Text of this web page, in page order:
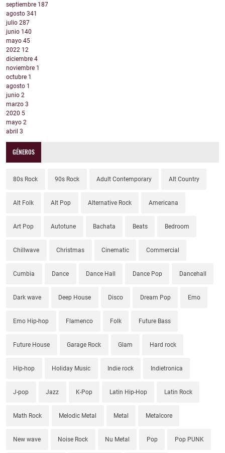
septiembre 187
agosto 341
julio 287
junio 140
mayo 45
2022 12
diciembre 4
noviembre 1
octubre 1
agosto 1
junio 2
marzo 3
2020 5
mayo 2
abril 3
GÉNEROS
80s Rock 90s Rock Adult Contemporary Alt Country
Alt Folk Alt Pop Alternative Rock Americana
Art Pop Autotune Bachata Beats Bedroom
Chillwave Christmas Cinematic Commercial
Cumbia Dance Dance Hall Dance Pop Dancehall
Dark wave Deep House Disco Dream Pop Emo
Emo Hip-hop Flamenco Folk Future Bass
Future House Garage Rock Glam Hard rock
Hip-hop Holiday Music Indie rock Indietronica
J-pop Jazz K-Pop Latin Hip-Hop Latin Rock
Math Rock Melodic Metal Metal Metalcore
New wave Noise Rock Nu Metal Pop Pop PUNK